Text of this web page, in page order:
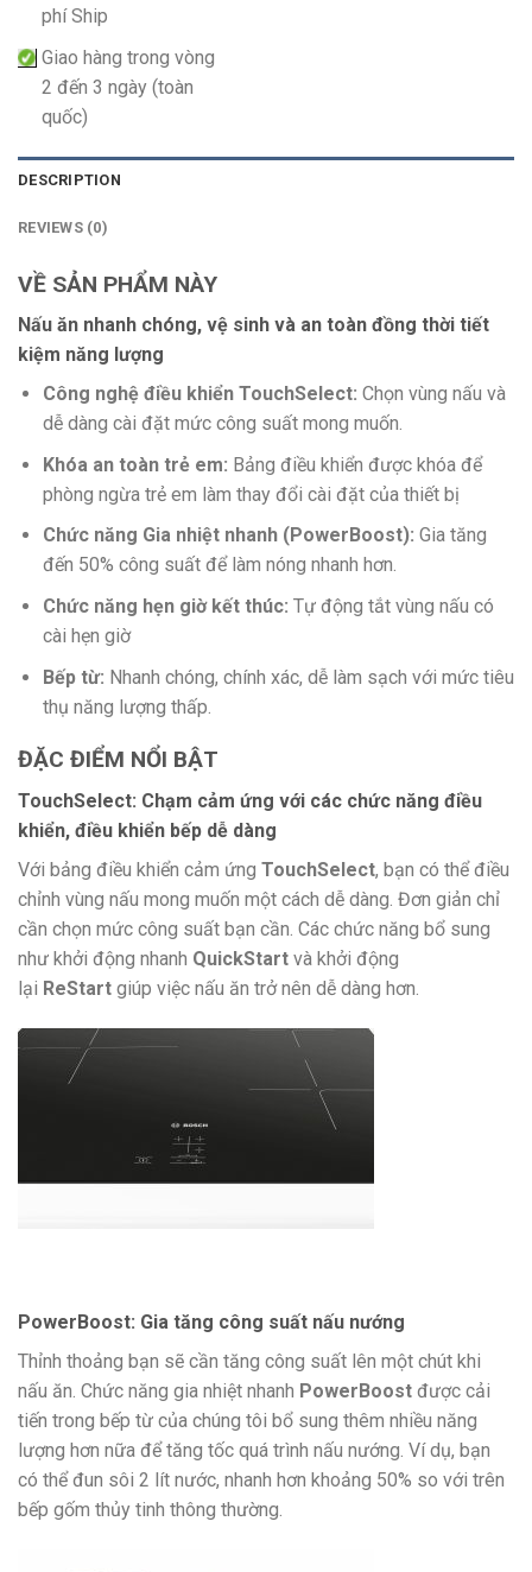
phí Ship
Giao hàng trong vòng
2 đến 3 ngày (toàn
quốc)
DESCRIPTION
REVIEWS (0)
VỀ SẢN PHẨM NÀY
Nấu ăn nhanh chóng, vệ sinh và an toàn đồng thời tiết
kiệm năng lượng
Công nghệ điều khiển TouchSelect: Chọn vùng nấu và
dễ dàng cài đặt mức công suất mong muốn.
Khóa an toàn trẻ em: Bảng điều khiển được khóa để
phòng ngừa trẻ em làm thay đổi cài đặt của thiết bị
Chức năng Gia nhiệt nhanh (PowerBoost): Gia tăng
đến 50% công suất để làm nóng nhanh hơn.
Chức năng hẹn giờ kết thúc: Tự động tắt vùng nấu có
cài hẹn giờ
Bếp từ: Nhanh chóng, chính xác, dễ làm sạch với mức tiêu
thụ năng lượng thấp.
ĐẶC ĐIỂM NỔI BẬT
TouchSelect: Chạm cảm ứng với các chức năng điều
khiển, điều khiển bếp dễ dàng
Với bảng điều khiển cảm ứng TouchSelect, bạn có thể điều
chỉnh vùng nấu mong muốn một cách dễ dàng. Đơn giản chỉ
cần chọn mức công suất bạn cần. Các chức năng bổ sung
như khởi động nhanh QuickStart và khởi động
lại ReStart giúp việc nấu ăn trở nên dễ dàng hơn.
PowerBoost: Gia tăng công suất nấu nướng
Thỉnh thoảng bạn sẽ cần tăng công suất lên một chút khi
nấu ăn. Chức năng gia nhiệt nhanh PowerBoost được cải
tiến trong bếp từ của chúng tôi bổ sung thêm nhiều năng
lượng hơn nữa để tăng tốc quá trình nấu nướng. Ví dụ, bạn
có thể đun sôi 2 lít nước, nhanh hơn khoảng 50% so với trên
bếp gốm thủy tinh thông thường.